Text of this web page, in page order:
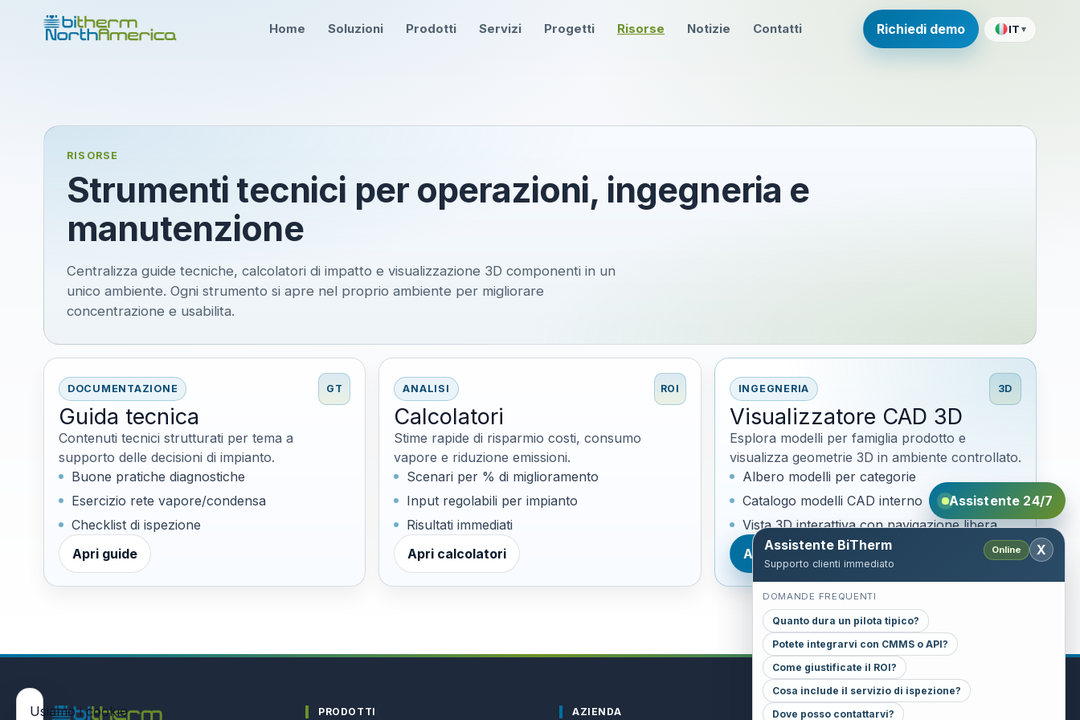
Home Soluzioni Prodotti Servizi Progetti Risorse Notizie Contatti Richiedi demo IT ▾
RISORSE
Strumenti tecnici per operazioni, ingegneria e
manutenzione
Centralizza guide tecniche, calcolatori di impatto e visualizzazione 3D componenti in un
unico ambiente. Ogni strumento si apre nel proprio ambiente per migliorare
concentrazione e usabilita.
DOCUMENTAZIONE GT
Guida tecnica
Contenuti tecnici strutturati per tema a
supporto delle decisioni di impianto.
Buone pratiche diagnostiche
Esercizio rete vapore/condensa
Checklist di ispezione
Apri guide
ANALISI ROI
Calcolatori
Stime rapide di risparmio costi, consumo
vapore e riduzione emissioni.
Scenari per % di miglioramento
Input regolabili per impianto
Risultati immediati
Apri calcolatori
INGEGNERIA 3D
Visualizzatore CAD 3D
Esplora modelli per famiglia prodotto e
visualizza geometrie 3D in ambiente controllato.
Albero modelli per categorie
Catalogo modelli CAD interno
Vista 3D interattiva con navigazione libera
Apri visualizzatore 3D
PRODOTTI AZIENDA CONTACT
Assistente 24/7
Assistente BiTherm
Supporto clienti immediato
Online X
DOMANDE FREQUENTI
Quanto dura un pilota tipico?
Potete integrarvi con CMMS o API?
Come giustificate il ROI?
Cosa include il servizio di ispezione?
Dove posso contattarvi?
Usiamo i cookie